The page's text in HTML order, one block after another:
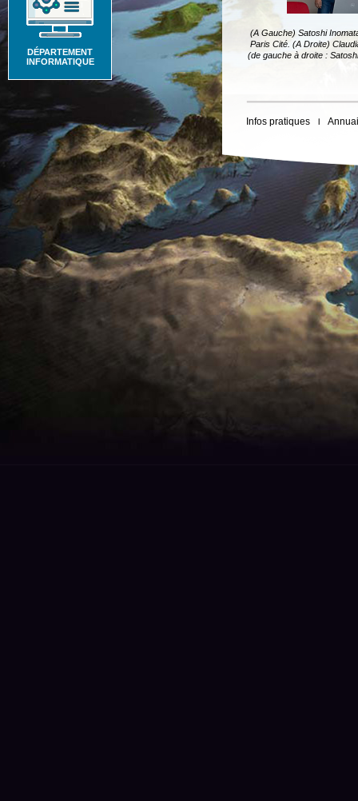
DÉPARTEMENT
INFORMATIQUE
(A Gauche) Satoshi
Paris Cité. (A Droite)
(de gauche à droite :
Infos pratiques